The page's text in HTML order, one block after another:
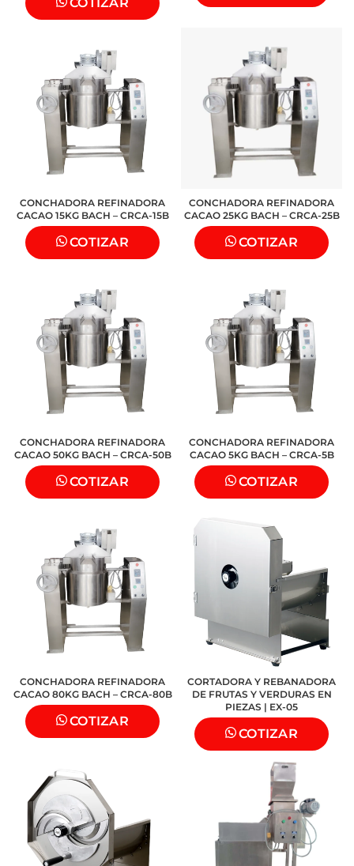
CONCHADORA REFINADORA
CACAO 15KG BACH – CRCA-15B
COTIZAR
CONCHADORA REFINADORA
CACAO 25KG BACH – CRCA-25B
COTIZAR
CONCHADORA REFINADORA
CACAO 50KG BACH – CRCA-50B
COTIZAR
CONCHADORA REFINADORA
CACAO 5KG BACH – CRCA-5B
COTIZAR
CONCHADORA REFINADORA
CACAO 80KG BACH – CRCA-80B
COTIZAR
CORTADORA Y REBANADORA
DE FRUTAS Y VERDURAS EN
PIEZAS | EX-05
COTIZAR